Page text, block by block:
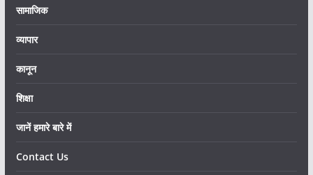
सामाजिक
व्यापार
कानून
शिक्षा
जानें हमारे बारे में
Contact Us